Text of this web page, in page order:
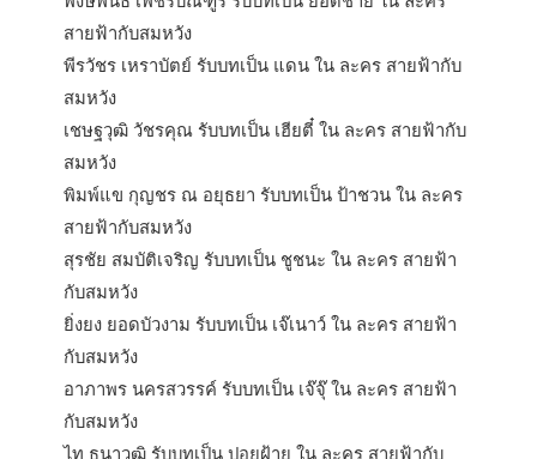
สายฟ้ากับสมหวัง
พีรวัชร เหราบัตย์ รับบทเป็น แดน ใน ละคร สายฟ้ากับ
สมหวัง
เชษฐวุฒิ วัชรคุณ รับบทเป็น เฮียตี๋ ใน ละคร สายฟ้ากับ
สมหวัง
พิมพ์แข กุญชร ณ อยุธยา รับบทเป็น ป้าชวน ใน ละคร
สายฟ้ากับสมหวัง
สุรชัย สมบัติเจริญ รับบทเป็น ชูชนะ ใน ละคร สายฟ้า
กับสมหวัง
ยิ่งยง ยอดบัวงาม รับบทเป็น เจ๊เนาว์ ใน ละคร สายฟ้า
กับสมหวัง
อาภาพร นครสวรรค์ รับบทเป็น เจ๊จุ๊ ใน ละคร สายฟ้า
กับสมหวัง
ไท ธนาวุฒิ รับบทเป็น ปอยฝ้าย ใน ละคร สายฟ้ากับ